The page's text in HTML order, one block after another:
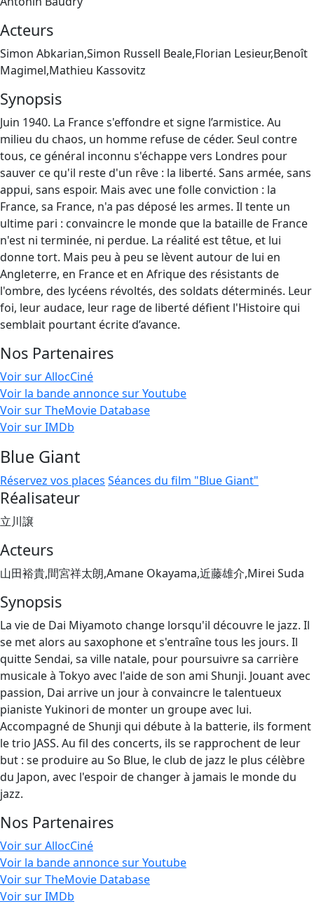
Acteurs
Simon Abkarian,Simon Russell Beale,Florian Lesieur,Benoît
Magimel,Mathieu Kassovitz
Synopsis
Juin 1940. La France s'effondre et signe l’armistice. Au
milieu du chaos, un homme refuse de céder. Seul contre
tous, ce général inconnu s'échappe vers Londres pour
sauver ce qu'il reste d'un rêve : la liberté. Sans armée, sans
appui, sans espoir. Mais avec une folle conviction : la
France, sa France, n'a pas déposé les armes. Il tente un
ultime pari : convaincre le monde que la bataille de France
n'est ni terminée, ni perdue. La réalité est têtue, et lui
donne tort. Mais peu à peu se lèvent autour de lui en
Angleterre, en France et en Afrique des résistants de
l'ombre, des lycéens révoltés, des soldats déterminés. Leur
foi, leur audace, leur rage de liberté défient l'Histoire qui
semblait pourtant écrite d’avance.
Nos Partenaires
Voir sur AllocCiné
Voir la bande annonce sur Youtube
Voir sur TheMovie Database
Voir sur IMDb
Blue Giant
Réservez vos places Séances du film "Blue Giant"
Réalisateur
立川譲
Acteurs
山田裕貴,間宮祥太朗,Amane Okayama,近藤雄介,Mirei Suda
Synopsis
La vie de Dai Miyamoto change lorsqu'il découvre le jazz. Il
se met alors au saxophone et s'entraîne tous les jours. Il
quitte Sendai, sa ville natale, pour poursuivre sa carrière
musicale à Tokyo avec l'aide de son ami Shunji. Jouant avec
passion, Dai arrive un jour à convaincre le talentueux
pianiste Yukinori de monter un groupe avec lui.
Accompagné de Shunji qui débute à la batterie, ils forment
le trio JASS. Au fil des concerts, ils se rapprochent de leur
but : se produire au So Blue, le club de jazz le plus célèbre
du Japon, avec l'espoir de changer à jamais le monde du
jazz.
Nos Partenaires
Voir sur AllocCiné
Voir la bande annonce sur Youtube
Voir sur TheMovie Database
Voir sur IMDb